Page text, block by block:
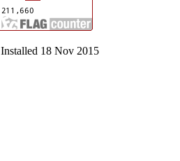
18 Nov 2015